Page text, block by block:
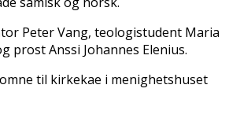
Peter Vang, teologistudent Maria
prost Anssi Johannes Elenius.
til kirkekaffe i menighetshuset